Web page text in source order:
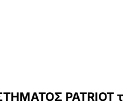
PATRIOT